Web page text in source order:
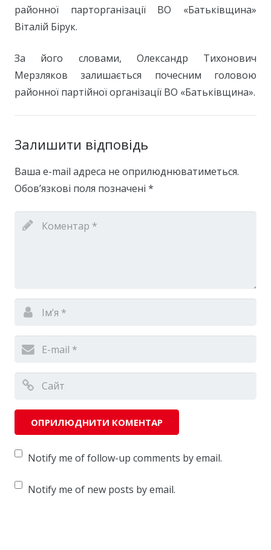
районної парторганізації ВО «Батьківщина»
Віталій Бірук.
За його словами, Олександр Тихонович
Мерзляков залишається почесним головою
районної партійної організації ВО «Батьківщина».
Залишити відповідь
Ваша e-mail адреса не оприлюднюватиметься.
Обов’язкові поля позначені *
Notify me of follow-up comments by email.
Notify me of new posts by email.